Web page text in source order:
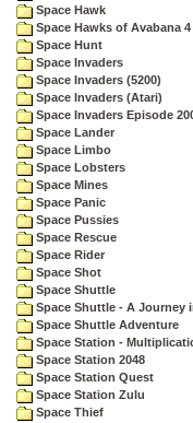
Space Hawk
Space Hawks of Avabana 4
Space Hunt
Space Invaders
Space Invaders (5200)
Space Invaders (Atari)
Space Invaders Episode
Space Lander
Space Limbo
Space Lobsters
Space Mines
Space Panic
Space Pussies
Space Rescue
Space Rider
Space Shot
Space Shuttle
Space Shuttle - A Journey
Space Shuttle Adventure
Space Station -
Space Station 2048
Space Station Quest
Space Station Zulu
Space Thief